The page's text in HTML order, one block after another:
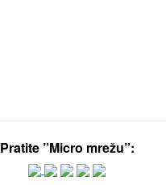
Pratite ”Micro mrežu”: